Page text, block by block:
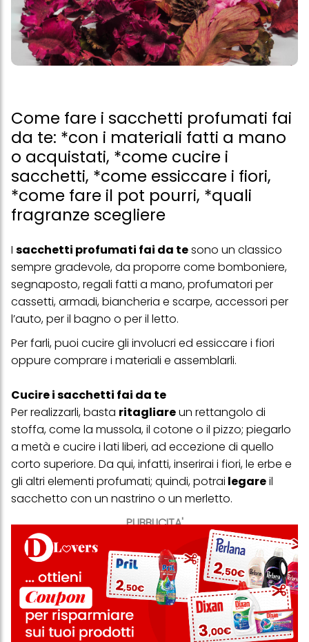
Come fare i sacchetti profumati fai
da te: *con i materiali fatti a mano
o acquistati, *come cucire i
sacchetti, *come essiccare i fiori,
*come fare il pot pourri, *quali
fragranze scegliere
PUBBLICITA'
I sacchetti profumati fai da tesono un classico
sempre gradevole, da proporre come bomboniere,
segnaposto, regali fatti a mano, profumatori per
cassetti, armadi, biancheria e scarpe, accessori per
l’auto, per il bagno o per il letto.
Per farli, puoi cucire gli involucri ed essiccare i fiori
oppure comprare i materiali e assemblarli.
Cucire i sacchetti fai da te
Per realizzarli, basta ritagliareun rettangolo di
stoffa, come la mussola, il cotone o il pizzo; piegarlo
a metà e cucire i lati liberi, ad eccezione di quello
corto superiore. Da qui, infatti, inserirai i fiori, le erbe e
gli altri elementi profumati; quindi, potrai legareil
sacchetto con un nastrino o un merletto.